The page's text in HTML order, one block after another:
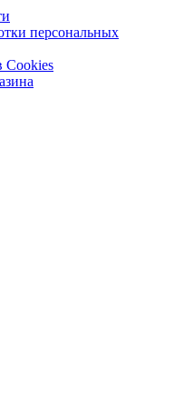
персональных
Cookies